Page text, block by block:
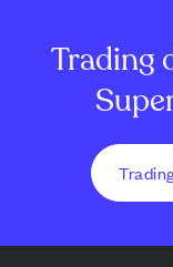
Trading